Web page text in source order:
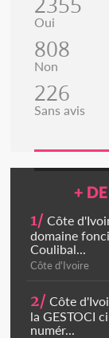
Oui
808
Non
226
Sans avis
+
1/ Côte
domaine
Coulibal...
Côte d'Ivoire
2/ Côte
la GESTOCI
numér...